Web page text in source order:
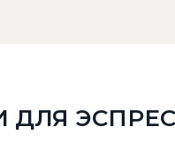
ДЛЯ